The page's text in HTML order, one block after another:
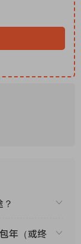
年（或终